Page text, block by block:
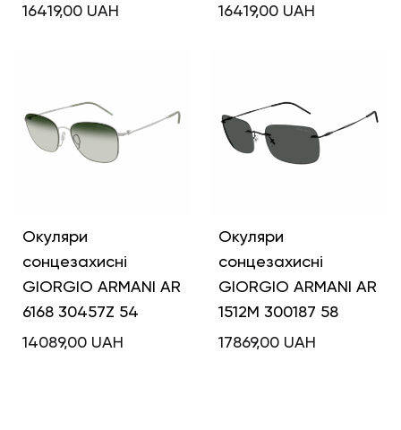
16419,00 UAH
16419,00 UAH
Окуляри
сонцезахисні
GIORGIO ARMANI AR
6168 30457Z 54
14089,00 UAH
Окуляри
сонцезахисні
GIORGIO ARMANI AR
1512M 300187 58
17869,00 UAH